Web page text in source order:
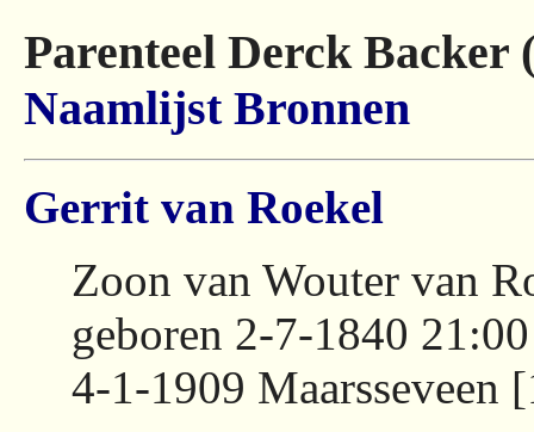
Parenteel Derck Backer
Naamlijst Bronnen
Gerrit van Roekel
Zoon van Wouter van
geboren 2-7-1840
4-1-1909 Maarsseveen